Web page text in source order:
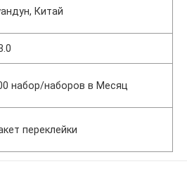
Китай
набор/наборов в Месяц
переклейки